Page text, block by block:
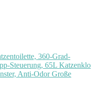
360-Grad-
Steuerung, 65L Katzenklo
Anti-Odor Große